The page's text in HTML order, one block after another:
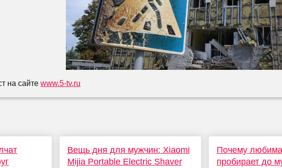
на сайтеwww.5-tv.ru
Вещь дня для мужчин: Xiaomi
Mijia Portable Electric Shaver
Почему
пробирает до